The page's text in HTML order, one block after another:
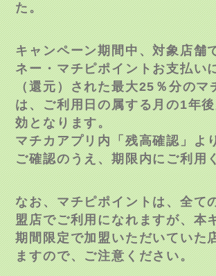
た。
キャンペーン期間中、対象店舗
ネー・マチピポイントお支払い
（還元）された最大25％分のマ
は、ご利用日の属する月の1年
効となります。
マチカアプリ内「残高確認」よ
ご確認のうえ、期限内にご利用
なお、マチピポイントは、全て
盟店でご利用になれますが、本
期間限定で加盟いただいていた
ますので、ご注意ください。